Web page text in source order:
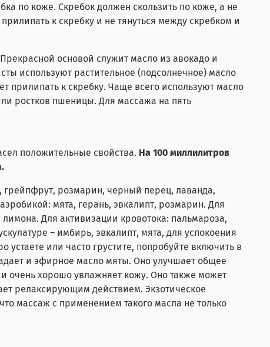
по коже. Скребок должен скользить по коже, а не
к скребку и не тянуться между скребком и
основой служит масло из авокадо и
используют растительное (подсолнечное) масло
прилипать к скребку. Чаще всего используют масло
ростков пшеницы. Для массажа на пять
положительные свойства. На 100 миллилитров
розмарин, черный перец, лаванда,
мята, герань, эвкалипт, розмарин. Для
Для активизации кровотока: пальмароза,
– имбирь, эвкалипт, мята, для успокоения
или часто грустите, попробуйте включить в
и эфирное масло мяты. Оно улучшает общее
очень хорошо увлажняет кожу. Оно также может
релаксирующим действием. Экзотическое
массаж с применением такого масла не только